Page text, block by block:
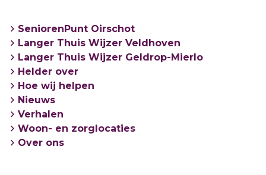
SeniorenPunt Oirschot
Langer Thuis Wijzer Veldhoven
Langer Thuis Wijzer Geldrop-Mierlo
Helder over
Hoe wij helpen
Nieuws
Verhalen
Woon- en zorglocaties
Over ons